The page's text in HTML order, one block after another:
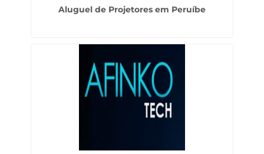
Aluguel de Projetores em Peruíbe